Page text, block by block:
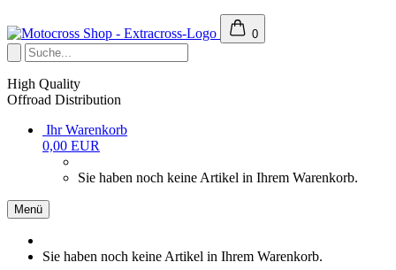
0
High Quality
Offroad Distribution
Ihr Warenkorb
0,00 EUR
Sie haben noch keine Artikel in Ihrem Warenkorb.
Menü
Sie haben noch keine Artikel in Ihrem Warenkorb.